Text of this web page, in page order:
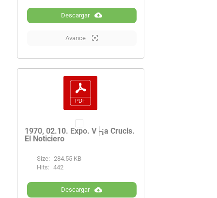
Descargar
Avance
1970, 02.10. Expo. V├¡a Crucis.
El Noticiero
Size: 284.55 KB
Hits: 442
Descargar